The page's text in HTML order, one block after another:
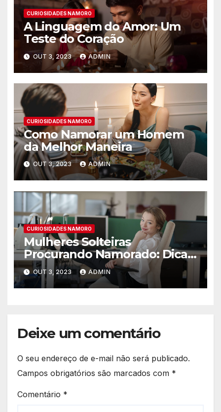
CURIOSIDADES NAMORO
A Linguagem do Amor: Um
Teste do Coração
OUT 3, 2023 ADMIN
CURIOSIDADES NAMORO
Como Namorar um Homem
da Melhor Maneira
OUT 3, 2023 ADMIN
CURIOSIDADES NAMORO
Mulheres Solteiras
Procurando Namorado: Dicas
para Encontrar o Amor
OUT 3, 2023 ADMIN
Deixe um comentário
O seu endereço de e-mail não será publicado.
Campos obrigatórios são marcados com *
Comentário *